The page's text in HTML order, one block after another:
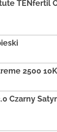
TENfertil
2500
Czarny